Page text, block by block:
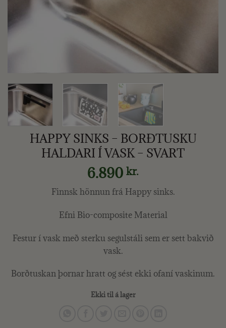
HAPPY SINKS – BORÐTUSKU
HALDARI Í VASK – SVART
6.890 kr.
Finnsk hönnun frá Happy sinks.
Efni Bio-composite Material
Festur í vask með sterku segulstáli sem er sett bakvið
vask.
Borðtuskan þornar hratt og sést ekki ofaní vaskinum.
Ekki til á lager